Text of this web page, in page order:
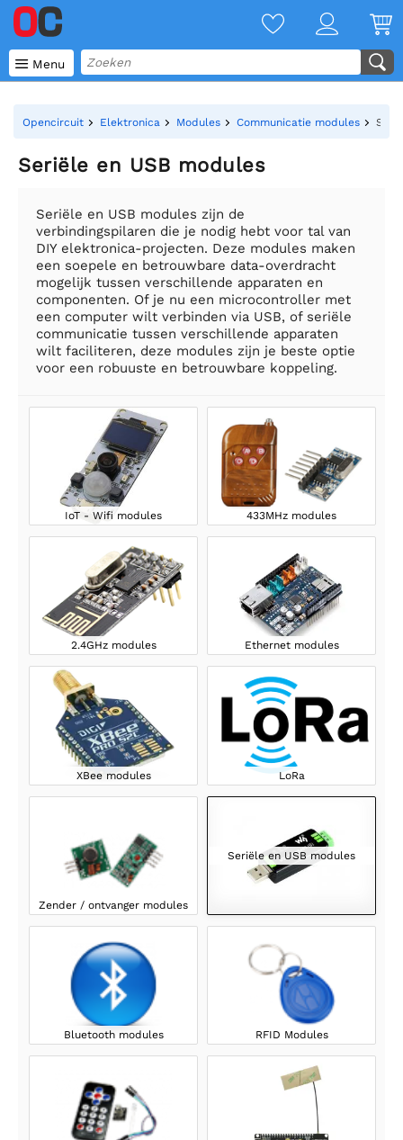
 Menu
Opencircuit Elektronica Modules Communicatie modules
Seriële en USB modules
Seriële en USB modules zijn de
verbindingspilaren die je nodig hebt voor tal van
DIY elektronica-projecten. Deze modules maken
een soepele en betrouwbare data-overdracht
mogelijk tussen verschillende apparaten en
componenten. Of je nu een microcontroller met
een computer wilt verbinden via USB, of seriële
communicatie tussen verschillende apparaten
wilt faciliteren, deze modules zijn je beste optie
voor een robuuste en betrouwbare koppeling.
IoT - Wifi modules 433MHz modules
2.4GHz modules Ethernet modules
XBee modules LoRa
Zender / ontvanger modules
Seriële en USB modules
Bluetooth modules RFID Modules